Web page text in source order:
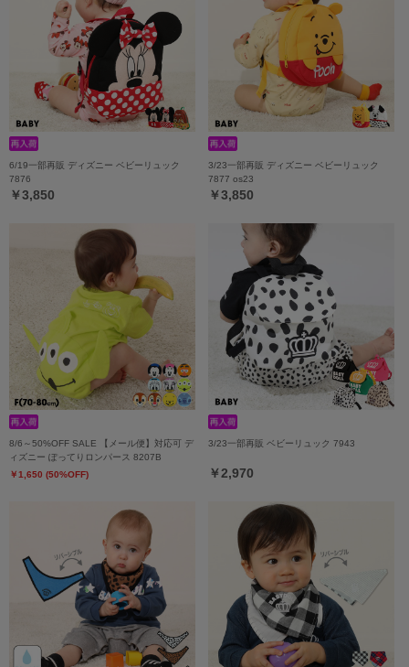
6/19一部再販 ディズニー ベビーリュック
7876
￥3,850
3/23一部再販 ディズニー ベビーリュック
7877 os23
￥3,850
8/6～50%OFF SALE 【メール便】対応可 デ
ィズニー ぽってりロンパース 8207B
￥1,650 (50%OFF)
3/23一部再販 ベビーリュック 7943
￥2,970